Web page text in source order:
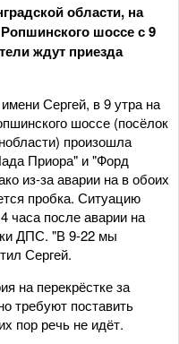
области, на
шоссе с 9
ждут приезда
Сергей, в 9 утра на
шоссе (посёлок
произошла
Приора" и "Форд
из-за аварии на в обоих
пробка. Ситуацию
часа после аварии на
ДПС. "В 9-22 мы
Сергей.
на перекрёстке за
требуют поставить
пор речь не идёт.